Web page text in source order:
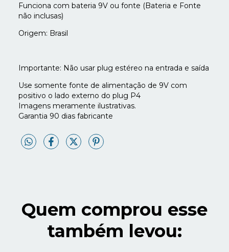
Funciona com bateria 9V ou fonte (Bateria e Fonte
não inclusas)
Origem: Brasil
Importante: Não usar plug estéreo na entrada e saída
Use somente fonte de alimentação de 9V com
positivo o lado externo do plug P4
Imagens meramente ilustrativas.
Garantia 90 dias fabricante
Quem comprou esse
também levou: